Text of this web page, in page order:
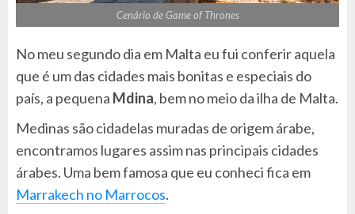
Cenário de Game of Thrones
No meu segundo dia em Malta eu fui conferir aquela
que é um das cidades mais bonitas e especiais do
país, a pequena Mdina, bem no meio da ilha de Malta.
Medinas são cidadelas muradas de origem árabe,
encontramos lugares assim nas principais cidades
árabes. Uma bem famosa que eu conheci fica em
Marrakech no Marrocos.